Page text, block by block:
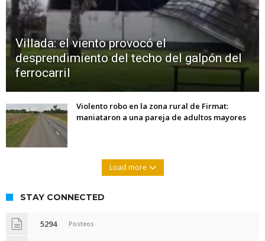
Villada: el viento provocó el
desprendimiento del techo del galpón del
ferrocarril
Violento robo en la zona rural de Firmat:
maniataron a una pareja de adultos mayores
Load more
STAY CONNECTED
5294 Posteos